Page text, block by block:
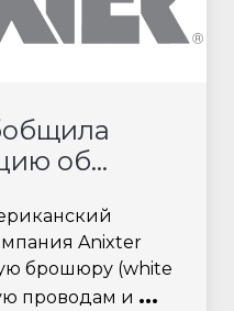
об...
Anixter
брошюру (white
проводам и ...